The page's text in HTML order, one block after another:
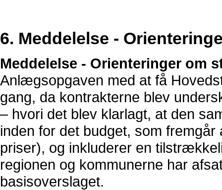
6. Meddelelse -
Meddelelse - Orienteringer om
Anlægsopgaven med at få
gang, da kontrakterne blev
– hvori det blev klarlagt, at den
inden for det budget, som
priser), og inkluderer en
regionen og kommunerne har
basisoverslaget.